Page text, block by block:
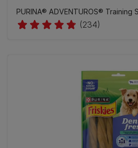
PURINA® ADVENTUROS® Training
(234)